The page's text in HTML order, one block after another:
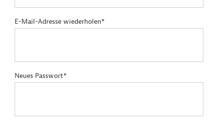
E-Mail-Adresse wiederholen*
Neues Passwort*